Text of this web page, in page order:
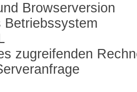
Browserversion
Betriebssystem
zugreifenden